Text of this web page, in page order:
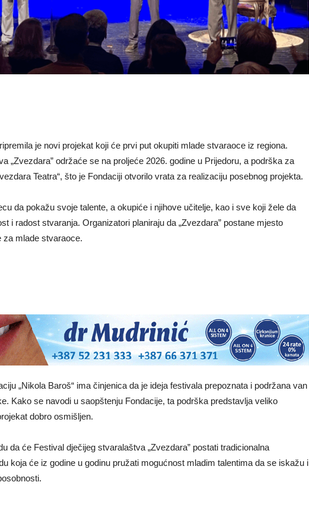
je novi projekat koji će prvi put okupiti mlade stvaraoce iz regiona.
„Zvezdara” održaće se na proljeće 2026. godine u Prijedoru, a podrška za
Teatra“, što je Fondaciji otvorilo vrata za realizaciju posebnog projekta.
da pokažu svoje talente, a okupiće i njihove učitelje, kao i sve koji žele da
i radost stvaranja. Organizatori planiraju da „Zvezdara” postane mjesto
za mlade stvaraoce.
„Nikola Baroš“ ima činjenica da je ideja festivala prepoznata i podržana van
Kako se navodi u saopštenju Fondacije, ta podrška predstavlja veliko
dobro osmišljen.
da će Festival dječijeg stvaralaštva „Zvezdara” postati tradicionalna
koja će iz godine u godinu pružati mogućnost mladim talentima da se iskažu i